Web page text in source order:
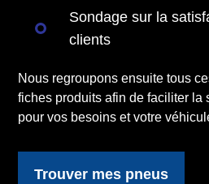
Sondage sur la
clients
Nous regroupons ensuite tous
fiches produits afin de faciliter la
pour vos besoins et votre
Trouver mes pneus